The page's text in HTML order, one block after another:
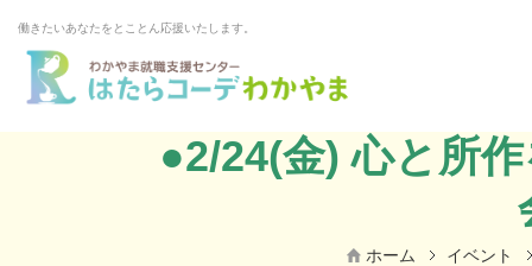
働きたいあなたをとことん応援いたします。
●2/24(金) 心と所
ホーム イベント